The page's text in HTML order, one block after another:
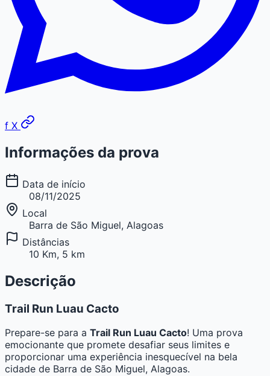
f X
Informações da prova
Data de início
08/11/2025
Local
Barra de São Miguel, Alagoas
Distâncias
10 Km, 5 km
Descrição
Trail Run Luau Cacto
Prepare-se para a Trail Run Luau Cacto! Uma prova
emocionante que promete desafiar seus limites e
proporcionar uma experiência inesquecível na bela
cidade de Barra de São Miguel, Alagoas.